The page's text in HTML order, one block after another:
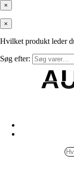
×
×
Hvilket produkt leder
Søg efter: